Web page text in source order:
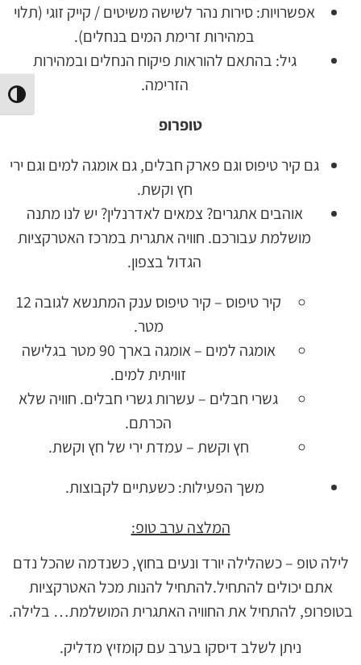
אפשרויות: סירות נהר לשישה משיטים / קייק זוגי (תלוי
במהירות זרימת המים בנחלים).
גיל: בהתאם להוראות פיקוח הנחלים ובמהירות
הזרימה.
טופרופ
גם קיר טיפוס וגם פארק חבלים, גם אומגה למים וגם ירי
חץ וקשת.
אוהבים אתגרים? צמאים לאדרנלין? יש לנו מתנה
מושלמת עבורכם. חוויה אתגרית במרכז האטרקציות
הגדול בצפון.
קיר טיפוס – קיר טיפוס ענק המתנשא לגובה 12
מטר.
אומגה למים – אומגה בארך 90 מטר בגלישה
זוויתית למים.
גשרי חבלים – עשרות גשרי חבלים. חוויה שלא
הכרתם.
חץ וקשת – עמדת ירי של חץ וקשת.
משך הפעילות: כשעתיים לקבוצות.
המלצה ערב טופ:
לילה טופ – כשהלילה יורד ונעים בחוץ, כשנדמה שהכל נדם
אתם יכולים להתחיל.להתחיל להנות מכל האטרקציות
בטופרופ, להתחיל את החוויה האתגרית המושלמת… בלילה.
ניתן לשלב דיסקו בערב עם קומזיץ מדליק.